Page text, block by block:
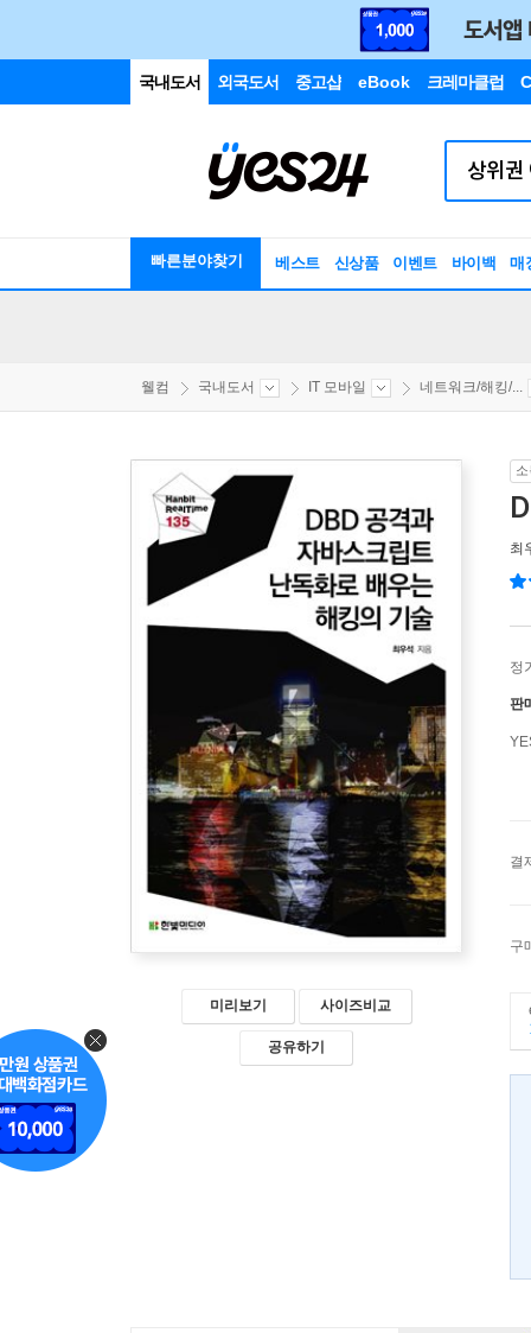
국내도서 외국도서 중고샵 eBook 크레마클럽
빠른분야찾기 베스트 신상품 이벤트 바이백 매
웰컴 국내도서 IT 모바일 네트워크/해킹/...
미리보기 사이즈비교
공유하기
최
정
판
결
구